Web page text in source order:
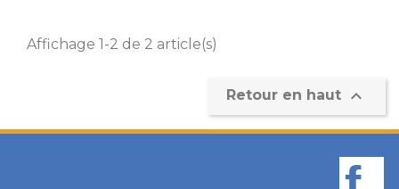
Affichage 1-2 de 2 article(s)
Retour en haut 